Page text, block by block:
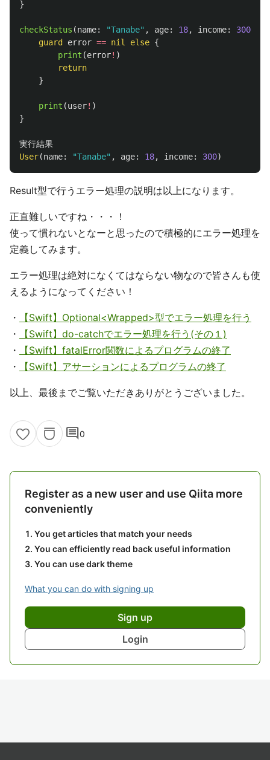
}
checkStatus (name: "Tanabe" , age: 18, income: 300
guard
error == nil else {
print (error! )
return
}
print (user! )
}
実行結果
User(name: "Tanabe" , age: 18, income: 300)
Result型で行うエラー処理の説明は以上になります。
正直難しいですね・・・！
使って慣れないとなーと思ったので積極的にエラー処理を
定義してみます。
エラー処理は絶対になくてはならない物なので皆さんも使
えるようになってください！
・
【Swift】Optional<Wrapped>型でエラー処理を行う
・
【Swift】do-catchでエラー処理を行う(その１)
・
【Swift】fatalError関数によるプログラムの終了
・
【Swift】アサーションによるプログラムの終了
以上、最後までご覧いただきありがとうございました。
comment0
Register as a new user and use Qiita more
conveniently
You get articles that match your needs
You can efficiently read back useful information
You can use dark theme
What you can do with signing up
Sign up
Login